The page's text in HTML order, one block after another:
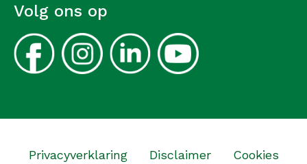
Volg ons op
Privacyverklaring Disclaimer Cookies